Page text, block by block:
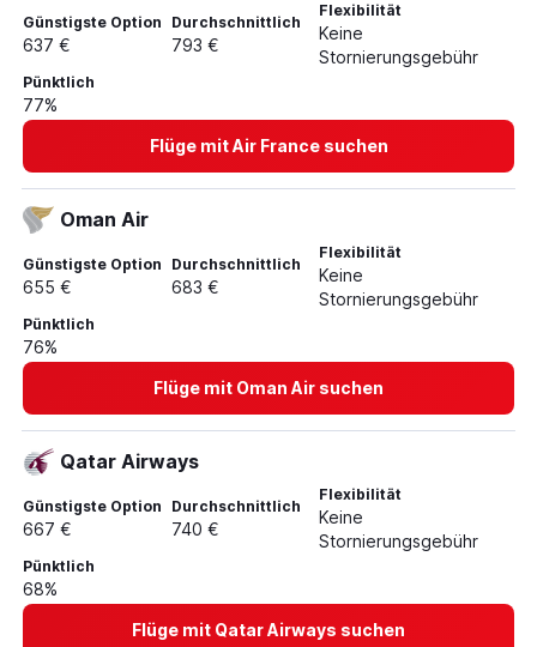
Günstigste Option
637 €
Durchschnittlich
793 €
Flexibilität
Keine
Stornierungsgebühr
Pünktlich
77%
Flüge mit Air France suchen
Oman Air
Günstigste Option
655 €
Durchschnittlich
683 €
Flexibilität
Keine
Stornierungsgebühr
Pünktlich
76%
Flüge mit Oman Air suchen
Qatar Airways
Günstigste Option
667 €
Durchschnittlich
740 €
Flexibilität
Keine
Stornierungsgebühr
Pünktlich
68%
Flüge mit Qatar Airways suchen